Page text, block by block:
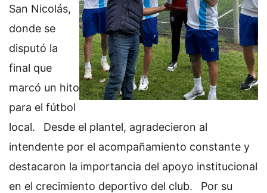
San Nicolás,
donde se
disputó la
final que
marcó un hito
para el fútbol
local.
Desde el plantel, agradecieron al
intendente por el acompañamiento constante y
destacaron la importancia del apoyo institucional
en el crecimiento deportivo del club.
Por su